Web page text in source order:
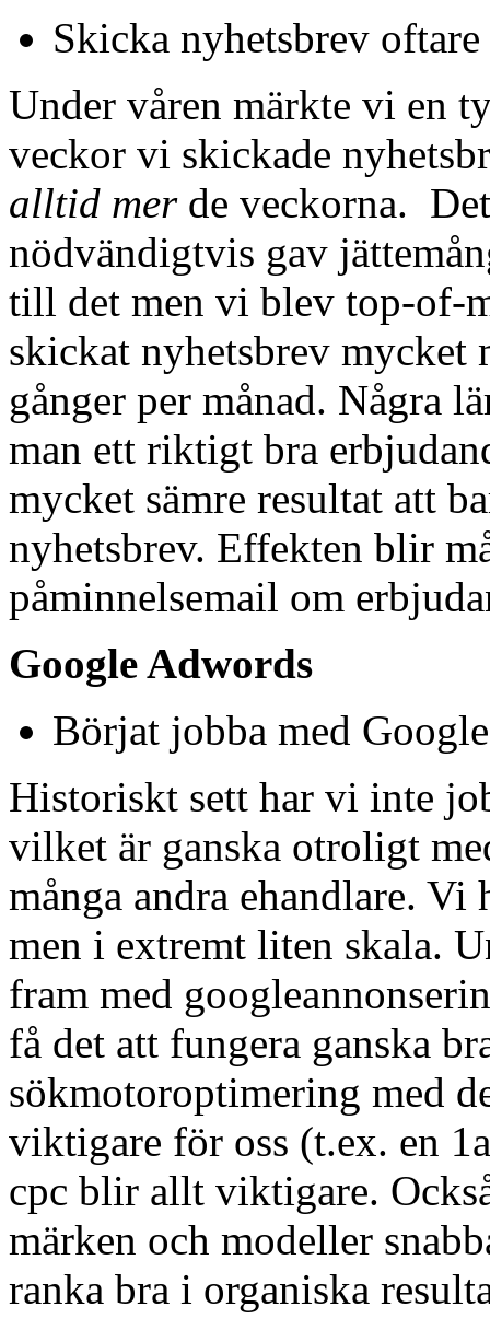
Skicka nyhetsbrev oftare
Under våren märkte vi en
veckor vi skickade
alltid merde veckorna.
nödvändigtvis gav
till det men vi blev top-of-
skickat nyhetsbrev
gånger per månad. Några
man ett riktigt bra
mycket sämre resultat att
nyhetsbrev. Effekten blir
påminnelsemail om
Google Adwords
Börjat jobba med
Historiskt sett har vi inte
vilket är ganska otroligt
många andra ehandlare. Vi
men i extremt liten skala.
fram med
få det att fungera ganska
sökmotoroptimering med
viktigare för oss (t.ex. en
cpc blir allt viktigare.
märken och modeller
ranka bra i organiska